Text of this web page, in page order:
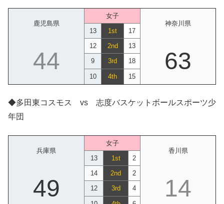
鹿児島県
女子
神奈川県
13
1st 17
44
12 2nd 13
63
9 3rd 18
10 4th 15
◆多田東コスモス vs 志度バスケットボールスポーツ少
年団
兵庫県
女子
香川県
13
1st 2
49
14 2nd 2
14
12 3rd 4